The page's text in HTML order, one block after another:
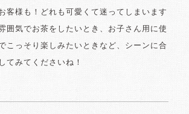
客様も！どれも可愛くて迷ってしまいます
囲気でお茶をしたいとき、お子さん用に使
こっそり楽しみたいときなど、シーンに合
てみてくださいね！